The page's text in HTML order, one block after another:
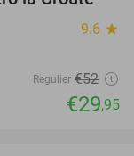
9.6 star
Regulier €52
€29,95